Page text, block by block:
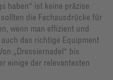
haben“ ist keine präzise
die Fachausdrücke für
wenn man effizient und
das richtige Equipment
„Dressiernadel“ bis
einige der relevantesten